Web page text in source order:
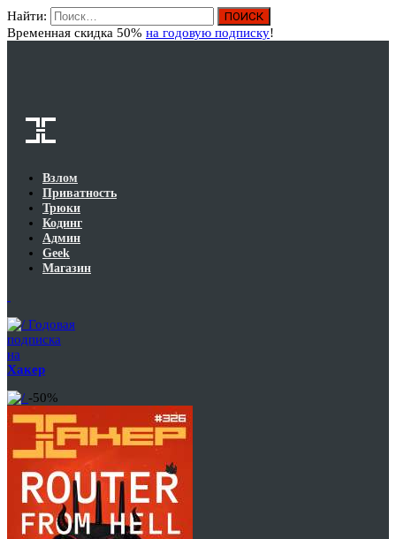
Найти:
Временная скидка 50% на годовую подписку!
Взлом
Приватность
Трюки
Кодинг
Админ
Geek
Магазин
Годовая
подписка
на
Хакер
-50%